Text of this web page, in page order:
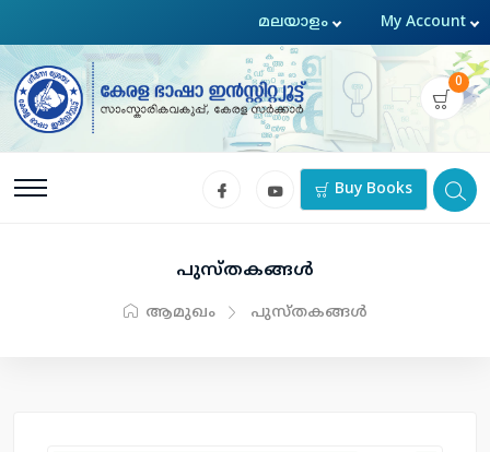
0
Buy Books
പുസ്തകങ്ങള്‍
ആമുഖം പുസ്തകങ്ങള്‍